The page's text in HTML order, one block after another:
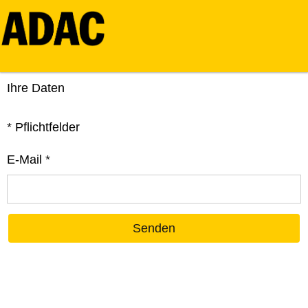
Ihre Daten
* Pflichtfelder
E-Mail *
Senden